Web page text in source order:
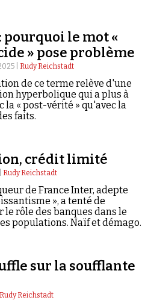
pourquoi le mot «
» pose problème
| Rudy Reichstadt
de ce terme relève d'une
hyperbolique qui a plus à
la « post-vérité » qu'avec la
faits.
crédit limité
Rudy Reichstadt
de France Inter, adepte
», a tenté de
le rôle des banques dans le
populations. Naïf et démago.
sur la soufflante
Rudy Reichstadt